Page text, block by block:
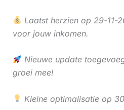
Laatst herzien op 29-11-
voor jouw inkomen.
Nieuwe update
groei mee!
Kleine optimalisatie op